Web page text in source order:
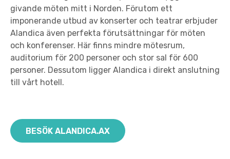
givande möten mitt i Norden. Förutom ett
imponerande utbud av konserter och teatrar erbjuder
Alandica även perfekta förutsättningar för möten
och konferenser. Här finns mindre mötesrum,
auditorium för 200 personer och stor sal för 600
personer. Dessutom ligger Alandica i direkt anslutning
till vårt hotell.
BESÖK ALANDICA.AX